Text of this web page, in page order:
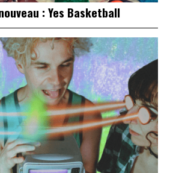
: Yes Basketball